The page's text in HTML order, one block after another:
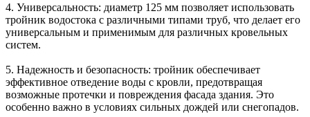
4. Универсальность: диаметр 125 мм позволяет использовать
тройник водостока с различными типами труб, что делает его
универсальным и применимым для различных кровельных
систем.
5. Надежность и безопасность: тройник обеспечивает
эффективное отведение воды с кровли, предотвращая
возможные протечки и повреждения фасада здания. Это
особенно важно в условиях сильных дождей или снегопадов.